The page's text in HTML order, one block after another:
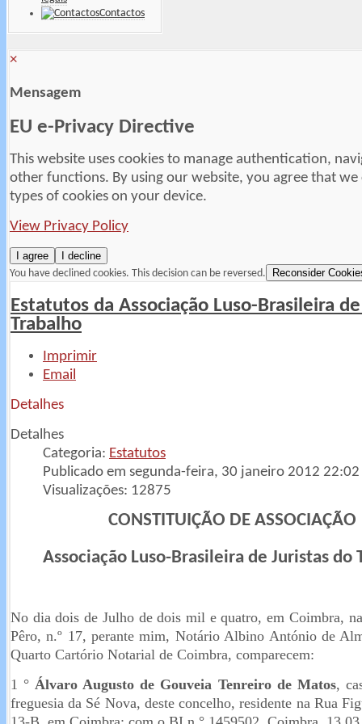
Contactos
×
Mensagem
EU e-Privacy Directive
This website uses cookies to manage authentication,
other functions. By using our website, you agree that we
types of cookies on your device.
View Privacy Policy
I agree
I decline
You have declined cookies. This decision can be reversed.
Reconsider
Estatutos da Associação Luso-Brasileira
Trabalho
Imprimir
Email
Detalhes
Detalhes
Categoria: Estatutos
Publicado em segunda-feira, 30 janeiro 2012 22:02
Visualizações: 12875
CONSTITUIÇÃO DE ASSOCIAÇÃO
Associação Luso-Brasileira de Juristas do
No dia dois de Julho de dois mil e quatro, em Coimbra,
Pêro, n.º 17, perante mim, Notário Albino António de
Quarto Cartório Notarial de Coimbra, comparecem:
1 °Álvaro Augusto de Gouveia Tenreiro de Matos,
freguesia da Sé Nova, deste concelho, residente na Rua